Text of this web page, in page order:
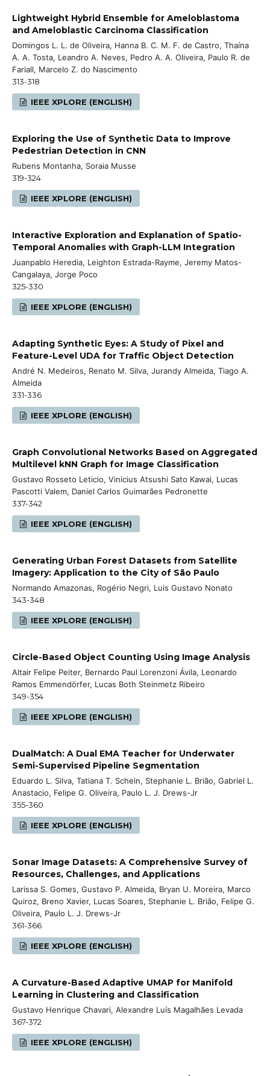
Lightweight Hybrid Ensemble for Ameloblastoma
and Ameloblastic Carcinoma Classification
Domingos L. L. de Oliveira, Hanna B. C. M. F. de Castro, Thaína
A. A. Tosta, Leandro A. Neves, Pedro A. A. Oliveira, Paulo R. de
Fariall, Marcelo Z. do Nascimento
313-318
IEEE XPLORE (ENGLISH)
Exploring the Use of Synthetic Data to Improve
Pedestrian Detection in CNN
Rubens Montanha, Soraia Musse
319-324
IEEE XPLORE (ENGLISH)
Interactive Exploration and Explanation of Spatio-
Temporal Anomalies with Graph-LLM Integration
Juanpablo Heredia, Leighton Estrada-Rayme, Jeremy Matos-
Cangalaya, Jorge Poco
325-330
IEEE XPLORE (ENGLISH)
Adapting Synthetic Eyes: A Study of Pixel and
Feature-Level UDA for Traffic Object Detection
André N. Medeiros, Renato M. Silva, Jurandy Almeida, Tiago A.
Almeida
331-336
IEEE XPLORE (ENGLISH)
Graph Convolutional Networks Based on Aggregated
Multilevel kNN Graph for Image Classification
Gustavo Rosseto Leticio, Vinicius Atsushi Sato Kawai, Lucas
Pascotti Valem, Daniel Carlos Guimarães Pedronette
337-342
IEEE XPLORE (ENGLISH)
Generating Urban Forest Datasets from Satellite
Imagery: Application to the City of São Paulo
Normando Amazonas, Rogério Negri, Luis Gustavo Nonato
343-348
IEEE XPLORE (ENGLISH)
Circle-Based Object Counting Using Image Analysis
Altair Felipe Peiter, Bernardo Paul Lorenzoni Ávila, Leonardo
Ramos Emmendörfer, Lucas Both Steinmetz Ribeiro
349-354
IEEE XPLORE (ENGLISH)
DualMatch: A Dual EMA Teacher for Underwater
Semi-Supervised Pipeline Segmentation
Eduardo L. Silva, Tatiana T. Schein, Stephanie L. Brião, Gabriel L.
Anastacio, Felipe G. Oliveira, Paulo L. J. Drews-Jr
355-360
IEEE XPLORE (ENGLISH)
Sonar Image Datasets: A Comprehensive Survey of
Resources, Challenges, and Applications
Larissa S. Gomes, Gustavo P. Almeida, Bryan U. Moreira, Marco
Quiroz, Breno Xavier, Lucas Soares, Stephanie L. Brião, Felipe G.
Oliveira, Paulo L. J. Drews-Jr
361-366
IEEE XPLORE (ENGLISH)
A Curvature-Based Adaptive UMAP for Manifold
Learning in Clustering and Classification
Gustavo Henrique Chavari, Alexandre Luís Magalhães Levada
367-372
IEEE XPLORE (ENGLISH)